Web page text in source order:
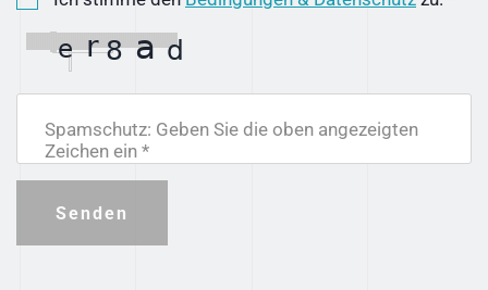
Spamschutz: Geben Sie die oben angezeigten
Zeichen ein *
Senden